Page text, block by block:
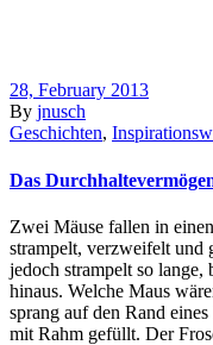
28, February 2013
By jnusch
Geschichten,
Das
Zwei Mäuse fallen in
strampelt, verzweifelt und
jedoch strampelt so
hinaus. Welche Maus
sprang auf den Rand
mit Rahm gefüllt. Der